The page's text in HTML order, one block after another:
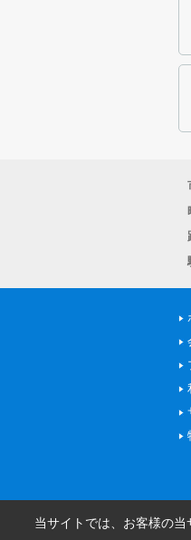
当サイトでは、お客様の